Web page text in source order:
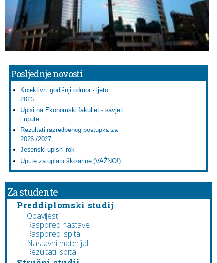
Posljednje novosti
Kolektivni godišnji odmor - ljeto
2026....
Upisi na Ekonomski fakultet - savjeti
i upute
Rezultati razredbenog postupka za
2026./2027.
Jesenski upisni rok
Upute za uplatu školarine (VAŽNO!)
Za studente
Preddiplomski studij
Obavijesti
Raspored nastave
Raspored ispita
Nastavni materijal
Rezultati ispita